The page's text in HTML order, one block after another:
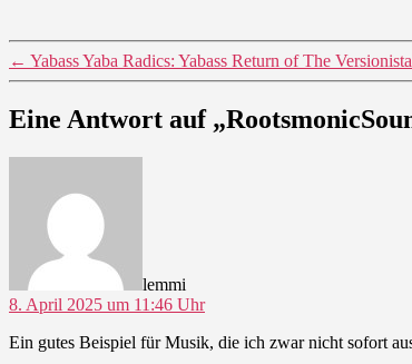
← Yabass Yaba Radics: Yabass Return of The Versionista
Eine Antwort auf
lemmi
8. April 2025 um 11:46 Uhr
Ein gutes Beispiel für Musik, die ich zwar nicht sofort